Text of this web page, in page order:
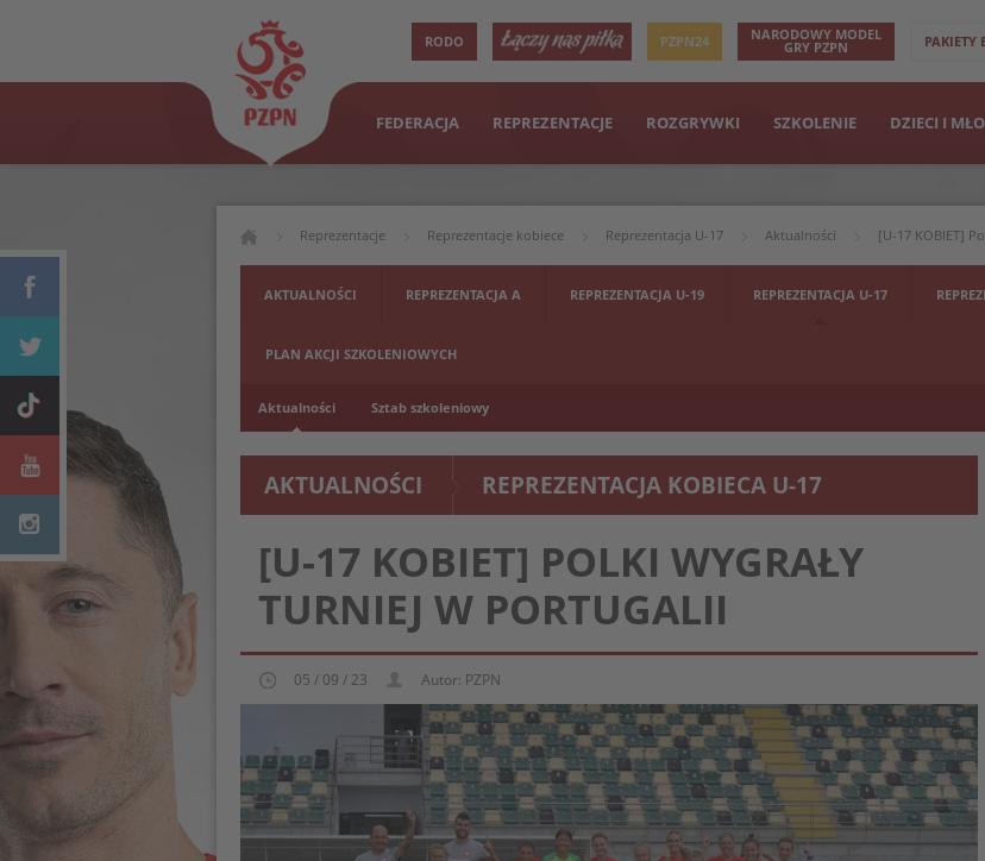
RODO PZPN24 NARODOWY MODEL
GRY PZPN PAKIETY
FEDERACJA REPREZENTACJE ROZGRYWKI SZKOLENIE DZIECI I
Reprezentacje Reprezentacje kobiece Reprezentacja U-17 Aktualności [U-17 KOBIET]
AKTUALNOŚCI REPREZENTACJA A REPREZENTACJA U-19 REPREZENTACJA U-17
PLAN AKCJI SZKOLENIOWYCH
Aktualności Sztab szkoleniowy
AKTUALNOŚCI REPREZENTACJA KOBIECA U-17
[U-17 KOBIET] POLKI WYGRAŁY
TURNIEJ W PORTUGALII
05 / 09 / 23 Autor: PZPN